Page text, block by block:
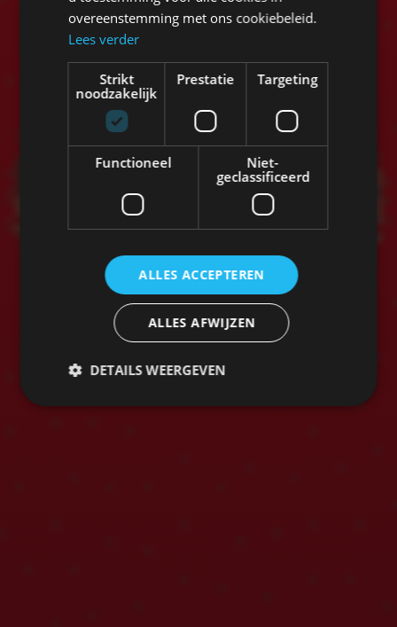
overeenstemming met ons cookiebeleid.
Lees verder
Strikt
noodzakelijk
Prestatie Targeting
Functioneel
Niet-
geclassificeerd
ALLES ACCEPTEREN
ALLES AFWIJZEN
DETAILS WEERGEVEN